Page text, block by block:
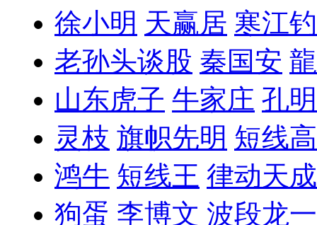
徐小明 天赢居 寒江
老孙头谈股 秦国安
山东虎子 牛家庄 孔
灵枝 旗帜先明 短线
鸿牛 短线王 律动天成
狗蛋 李博文 波段龙一